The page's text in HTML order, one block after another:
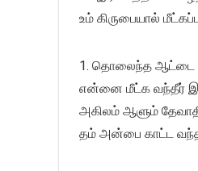
உம் கிருபையால்
1. தொலைந்த ஆட்டை
என்னை மீட்க வந்தீர்
அகிலம் ஆளும்
தம் அன்பை காட்ட